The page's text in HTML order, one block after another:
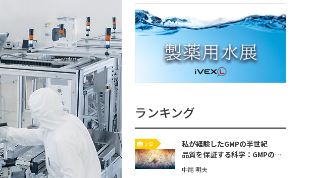
ランキング
1位
私が経験したGMPの半世紀
品質を保証する科学：GMPの歴
史と本質【第3回】
中尾 明夫